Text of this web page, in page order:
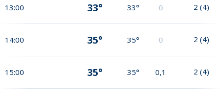
13:00 33° 33° 0 2 (4)
14:00 35° 35° 0 2 (4)
15:00 35° 35° 0,1 2 (4)